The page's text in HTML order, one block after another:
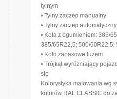
tylnym
• Tylny zaczep manualny
• Tylny zaczep automatyczny
• Koła z ogumieniem: 385/
385/65R22,5; 500/60R22,5;
• Koło zapasowe luzem
• Trójkąt wyróżniający
się
Kolorystyka malowania wg
kolorów RAL CLASSIC do